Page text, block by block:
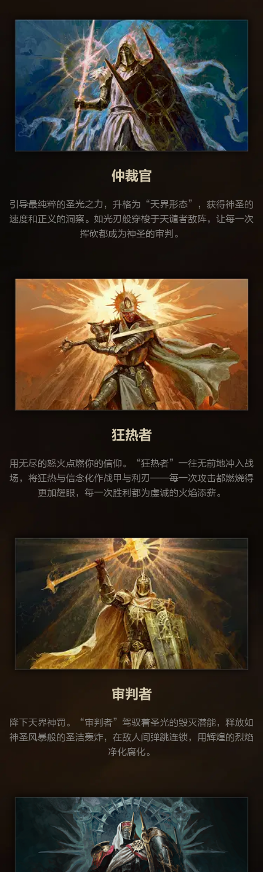
仲裁官
引导最纯粹的圣光之力，升格为“天界形态”，获得神圣的
速度和正义的洞察。如光刃般穿梭于天谴者敌阵，让每一次
挥砍都成为神圣的审判。
狂热者
用无尽的怒火点燃你的信仰。“狂热者”一往无前地冲入战
场，将狂热与信念化作战甲与利刃——每一次攻击都燃烧得
更加耀眼，每一次胜利都为虔诚的火焰添薪。
审判者
降下天界神罚。“审判者”驾驭着圣光的毁灭潜能，释放如
神圣风暴般的圣洁轰炸，在敌人间弹跳连锁，用辉煌的烈焰
净化腐化。